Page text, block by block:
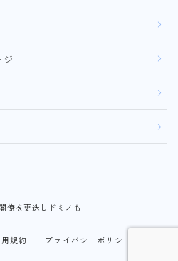
僚を更迭しドミノも
規約 プライバシーポリシー